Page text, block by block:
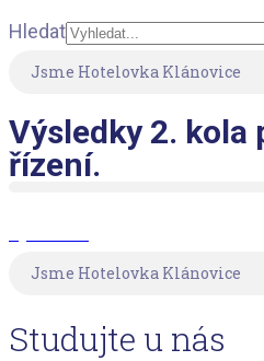
Hledat
Type 2 or more
Jsme Hotelovka Klánovice
Výsledky 2. kola
řízení.
Jsme Hotelovka Klánovice
Studujte u nás